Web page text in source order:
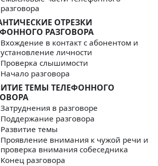
разговора
ОТРЕЗКИ
РАЗГОВОРА
Вхождение в контакт с абонентом и
установление личности
Проверка слышимости
Начало разговора
ТЕМЫ ТЕЛЕФОННОГО
Затруднения в разговоре
Поддержание разговора
Развитие темы
Проявление внимания к чужой речи и
проверка внимания собеседника
Конец разговора